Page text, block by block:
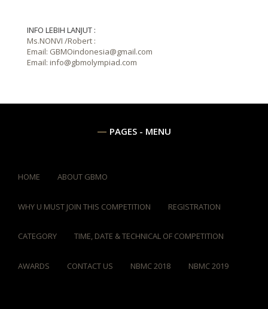
INFO LEBIH LANJUT :
Ms.NONVI /Robert :
Email: GBMOindonesia@gmail.com
Email: info@gbmolympiad.com
PAGES - MENU
HOME ABOUT GBMO
WHY U MUST JOIN THIS COMPETITION REGISTRATION
CATEGORY TIME, DATE & TECHNICAL OF COMPETITION
AWARDS CONTACT US NBMC 2018 NBMC 2019